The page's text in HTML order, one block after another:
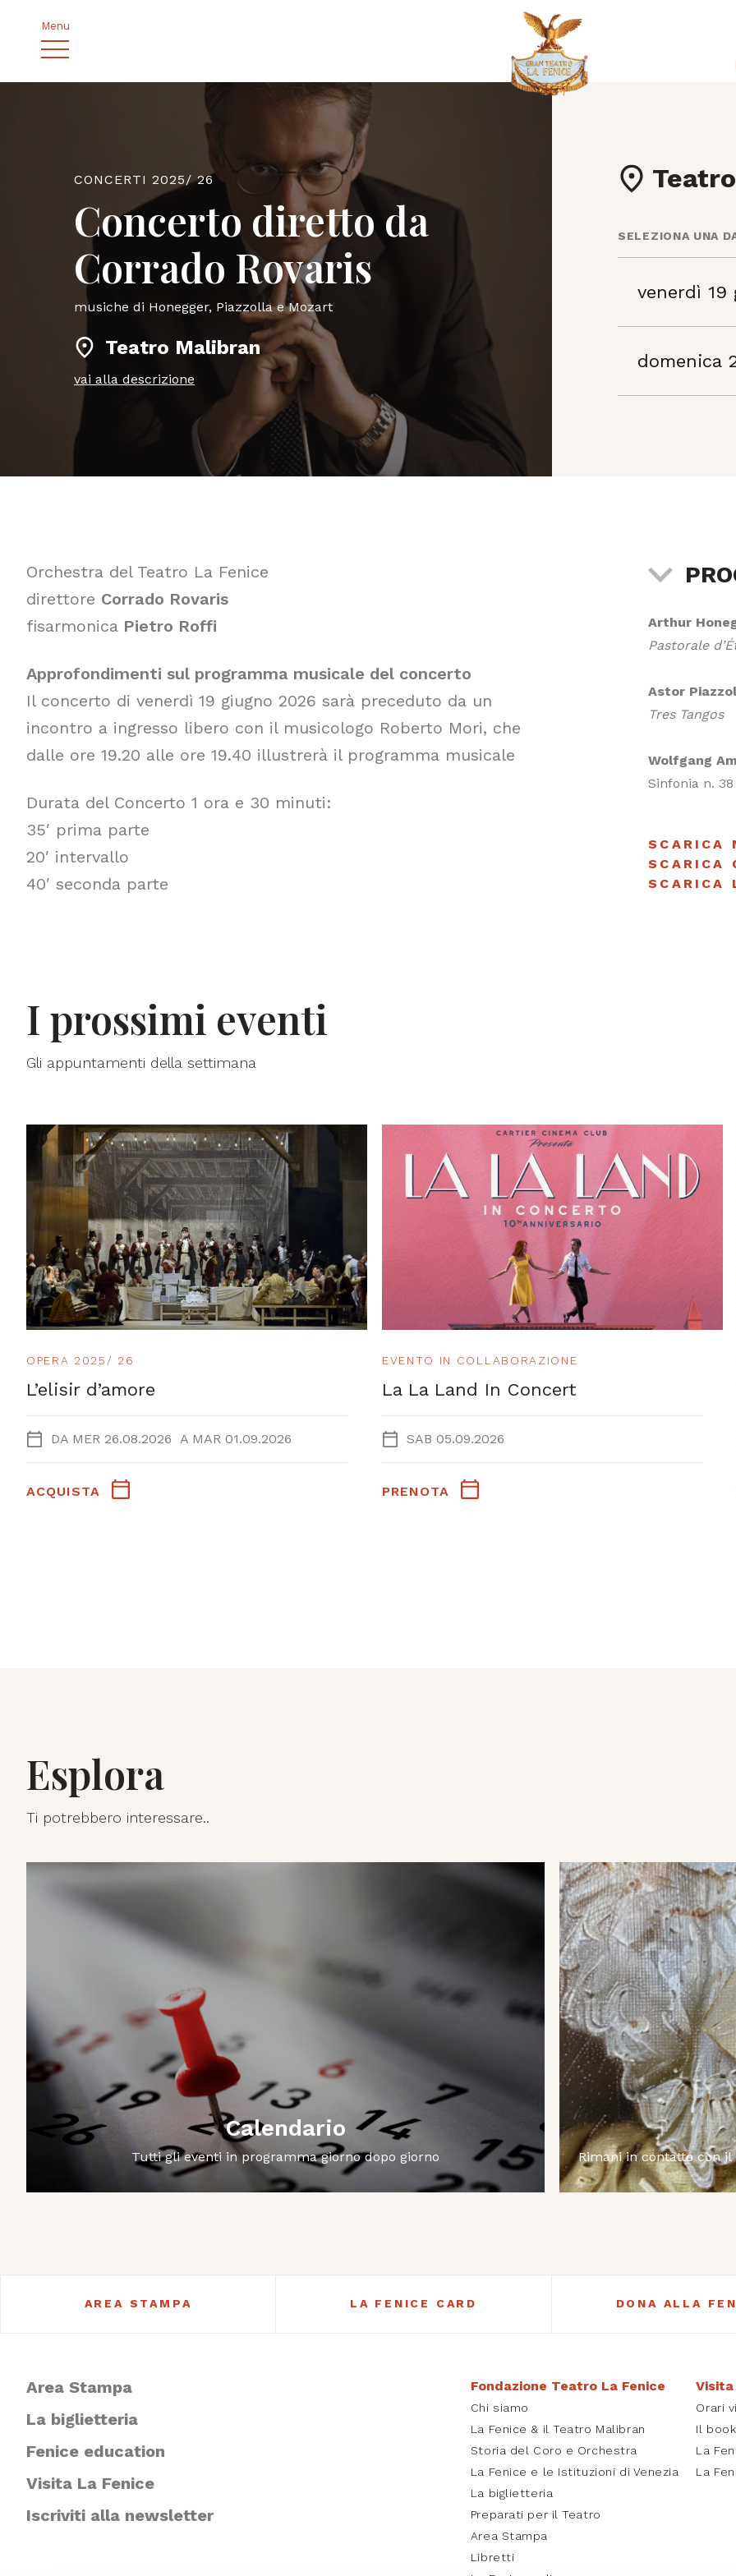
Menu
CONCERTI 2025/ 26
Concerto diretto da
Corrado Rovaris
musiche di Honegger, Piazzolla e Mozart
Teatro Malibran
vai alla descrizione
SELEZIONA UNA
venerdì 19
domenica
Orchestra del Teatro La Fenice
direttore Corrado Rovaris
fisarmonica Pietro Roffi
Approfondimenti sul programma musicale del concerto
Il concerto di venerdì 19 giugno 2026 sarà preceduto da un
incontro a ingresso libero con il musicologo Roberto Mori, che
dalle ore 19.20 alle ore 19.40 illustrerà il programma musicale
Durata del Concerto 1 ora e 30 minuti:
35′ prima parte
20′ intervallo
40′ seconda parte
Arthur
Pastorale
Astor
Tres Tangos
Wolfgang
Sinfonia n.
SCARICA
SCARICA
SCARICA
I prossimi eventi
Gli appuntamenti della settimana
OPERA 2025/ 26
L’elisir d’amore
DA MER 26.08.2026 A MAR 01.09.2026
ACQUISTA
EVENTO IN COLLABORAZIONE
La La Land In Concert
SAB 05.09.2026
PRENOTA
Esplora
Ti potrebbero interessare..
Calendario
Tutti gli eventi in programma giorno dopo giorno Rimani in contatto con
AREA STAMPA LA FENICE CARD DONA ALLA
Area Stampa
La biglietteria
Fenice education
Visita La Fenice
Iscriviti alla newsletter
Fondazione Teatro La Fenice
Chi siamo
La Fenice & il Teatro Malibran
Storia del Coro e Orchestra
La Fenice e le Istituzioni di Venezia
La biglietteria
Preparati per il Teatro
Area Stampa
Libretti
Visita
Orari
Il
La
La